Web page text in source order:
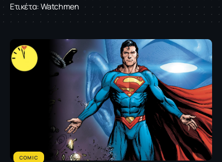
Ετικέτα:Watchmen
COMIC